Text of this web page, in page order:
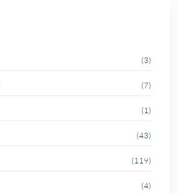
(3)
(7)
(1)
(43)
(119)
(4)